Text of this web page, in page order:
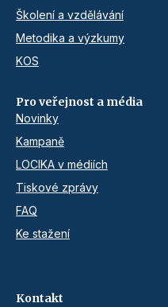
Školení a vzdělávání
Metodika a výzkumy
KOS
Pro veřejnost a média
Novinky
Kampaně
LOCIKA v médiích
Tiskové zprávy
FAQ
Ke stažení
Kontakt